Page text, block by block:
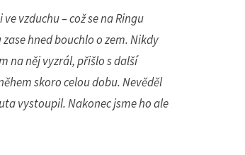
vzduchu – což se na Ringu
hned bouchlo o zem. Nikdy
na něj vyzrál, přišlo s další
skoro celou dobu. Nevěděl
vystoupil. Nakonec jsme ho ale
EN